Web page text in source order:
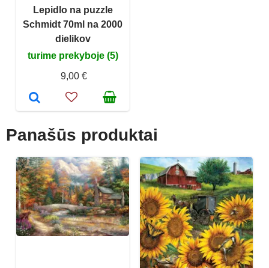
Lepidlo na puzzle
Schmidt 70ml na 2000
dielikov
turime prekyboje (5)
9,00 €
Panašūs produktai